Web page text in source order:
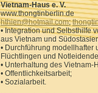
Vietnam-Haus e. V.
www.thongtinberlin.de
hthien@hotmail.com;
• Integration und Selbsthilfe
aus Vietnam und
• Durchführung
Flüchtlingen und
• Unterhaltung des Vietnam-
• Offentlichkeitsarbeit;
• Sozialarbeit.